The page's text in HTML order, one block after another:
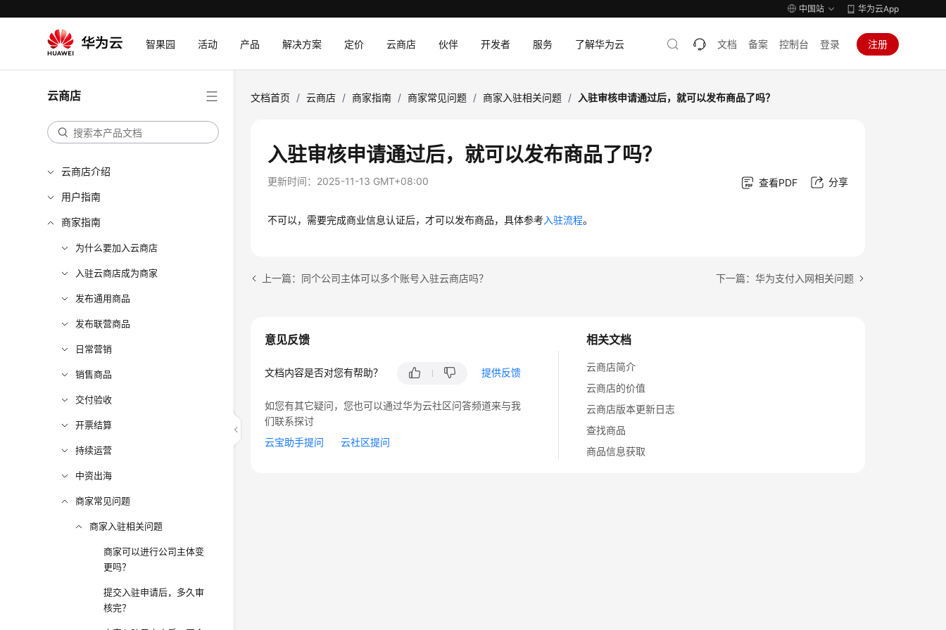
中国站 华为云App
智果园 活动 产品 解决方案 定价 云商店 伙伴 开发者 服务 了解华为云 文档 备案 控制台 登录 注册
云商店
云商店介绍
用户指南
商家指南
为什么要加入云商店
入驻云商店成为商家
发布通用商品
发布联营商品
日常营销
销售商品
交付验收
开票结算
持续运营
中资出海
商家常见问题
商家入驻相关问题
商家可以进行公司主体变
更吗？
提交入驻申请后，多久审
核完？
文档首页 / 云商店 / 商家指南 / 商家常见问题 / 商家入驻相关问题 / 入驻审核申请通过后，就可以发布商品了吗？
入驻审核申请通过后，就可以发布商品了吗？
更新时间： 2025-11-13 GMT+08:00 查看PDF 分享
不可以，需要完成商业信息认证后，才可以发布商品，具体参考入驻流程。
上一篇：同个公司主体可以多个账号入驻云商店吗？ 下一篇：华为支付入网相关问题
相关文档
云商店简介
云商店的价值
云商店版本更新日志
查找商品
商品信息获取
意见反馈
文档内容是否对您有帮助？ 提供反馈
如您有其它疑问，您也可以通过华为云社区问答频道来与我
们联系探讨
云宝助手提问
云社区提问